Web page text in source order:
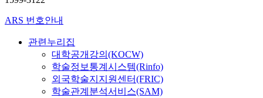
ARS 번호안내
관련누리집
대학공개강의(KOCW)
학술정보통계시스템(Rinfo)
외국학술지지원센터(FRIC)
학술관계분석서비스(SAM)